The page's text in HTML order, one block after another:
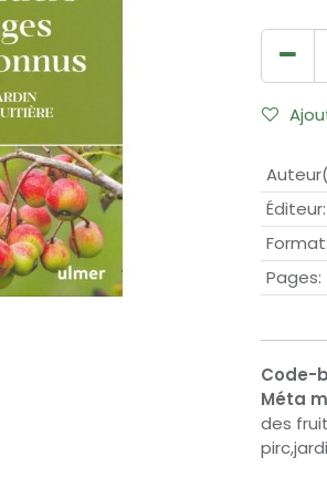
Éditeur:
Format
Pages:
Code-
Méta
des